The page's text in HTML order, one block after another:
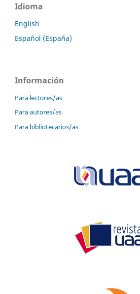
Idioma
English
Español (España)
Información
Para lectores/as
Para autores/as
Para bibliotecarios/as